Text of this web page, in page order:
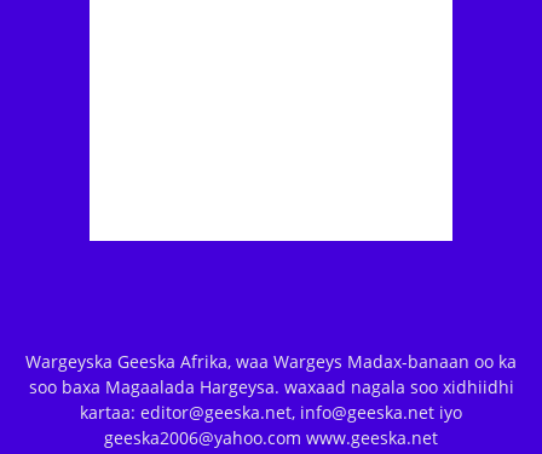
Wargeyska Geeska Afrika, waa Wargeys Madax-banaan oo ka
soo baxa Magaalada Hargeysa. waxaad nagala soo xidhiidhi
kartaa: editor@geeska.net, info@geeska.net iyo
geeska2006@yahoo.com www.geeska.net